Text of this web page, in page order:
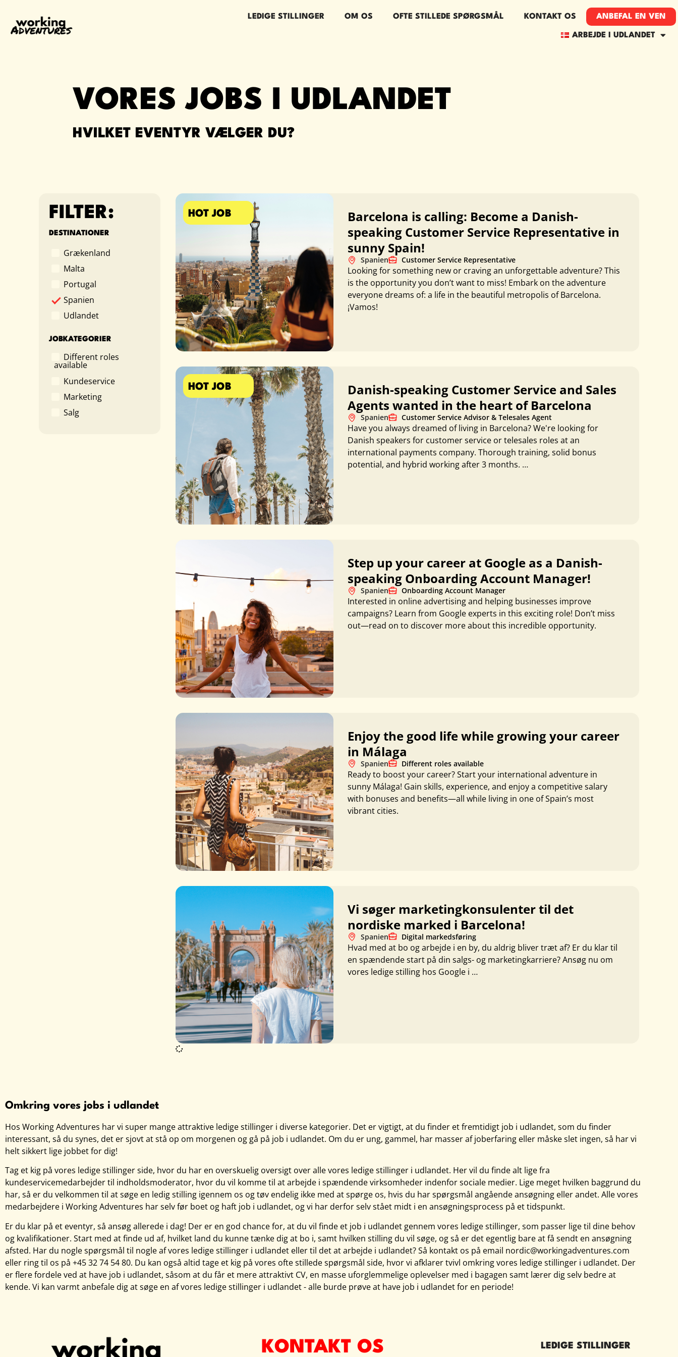
LEDIGE STILLINGER OM OS OFTE STILLEDE SPØRGSMÅL KONTAKT OS ANBEFAL EN VEN
ARBEJDE I UDLANDET
VORES JOBS I UDLANDET
HVILKET EVENTYR VÆLGER DU?
FILTER:
DESTINATIONER
Grækenland
Malta
Portugal
Spanien
Udlandet
JOBKATEGORIER
Different roles
available
Kundeservice
Marketing
Salg
HOT JOB
Barcelona is calling: Become a Danish-
speaking Customer Service Representative in
sunny Spain!
Spanien Customer Service Representative
Looking for something new or craving an unforgettable adventure? This
is the opportunity you don’t want to miss! Embark on the adventure
everyone dreams of: a life in the beautiful metropolis of Barcelona.
¡Vamos!
HOT JOB
Danish-speaking Customer Service and Sales
Agents wanted in the heart of Barcelona
Spanien Customer Service Advisor & Telesales Agent
Have you always dreamed of living in Barcelona? We're looking for
Danish speakers for customer service or telesales roles at an
international payments company. Thorough training, solid bonus
potential, and hybrid working after 3 months. …
Step up your career at Google as a Danish-
speaking Onboarding Account Manager!
Spanien Onboarding Account Manager
Interested in online advertising and helping businesses improve
campaigns? Learn from Google experts in this exciting role! Don’t miss
out—read on to discover more about this incredible opportunity.
Enjoy the good life while growing your career
in Málaga
Spanien Different roles available
Ready to boost your career? Start your international adventure in
sunny Málaga! Gain skills, experience, and enjoy a competitive salary
with bonuses and benefits—all while living in one of Spain’s most
vibrant cities.
Vi søger marketingkonsulenter til det
nordiske marked i Barcelona!
Spanien Digital markedsføring
Hvad med at bo og arbejde i en by, du aldrig bliver træt af? Er du klar til
en spændende start på din salgs- og marketingkarriere? Ansøg nu om
vores ledige stilling hos Google i …
Omkring vores jobs i udlandet
Hos Working Adventures har vi super mange attraktive ledige stillinger i diverse kategorier. Det er vigtigt, at du finder et fremtidigt job i udlandet, som du finder
interessant, så du synes, det er sjovt at stå op om morgenen og gå på job i udlandet. Om du er ung, gammel, har masser af joberfaring eller måske slet ingen, så har vi
helt sikkert lige jobbet for dig!
Tag et kig på vores ledige stillinger side, hvor du har en overskuelig oversigt over alle vores ledige stillinger i udlandet. Her vil du finde alt lige fra
kundeservicemedarbejder til indholdsmoderator, hvor du vil komme til at arbejde i spændende virksomheder indenfor sociale medier. Lige meget hvilken baggrund du
har, så er du velkommen til at søge en ledig stilling igennem os og tøv endelig ikke med at spørge os, hvis du har spørgsmål angående ansøgning eller andet. Alle vores
medarbejdere i Working Adventures har selv før boet og haft job i udlandet, og vi har derfor selv stået midt i en ansøgningsprocess på et tidspunkt.
Er du klar på et eventyr, så ansøg allerede i dag! Der er en god chance for, at du vil finde et job i udlandet gennem vores ledige stillinger, som passer lige til dine behov
og kvalifikationer. Start med at finde ud af, hvilket land du kunne tænke dig at bo i, samt hvilken stilling du vil søge, og så er det egentlig bare at få sendt en ansøgning
afsted. Har du nogle spørgsmål til nogle af vores ledige stillinger i udlandet eller til det at arbejde i udlandet? Så kontakt os på email nordic@workingadventures.com
eller ring til os på +45 32 74 54 80. Du kan også altid tage et kig på vores ofte stillede spørgsmål side, hvor vi afklarer tvivl omkring vores ledige stillinger i udlandet. Der
er flere fordele ved at have job i udlandet, såsom at du får et mere attraktivt CV, en masse uforglemmelige oplevelser med i bagagen samt lærer dig selv bedre at
kende. Vi kan varmt anbefale dig at søge en af vores ledige stillinger i udlandet - alle burde prøve at have job i udlandet for en periode!
KONTAKT OS LEDIGE STILLINGER